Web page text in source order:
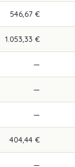
546,67 €
1.053,33 €
—
—
—
404,44 €
—